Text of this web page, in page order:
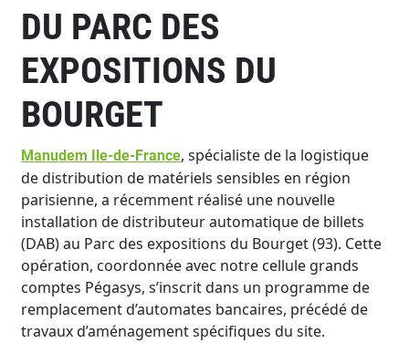
DU PARC DES
EXPOSITIONS DU
BOURGET
Manudem Ile-de-France, spécialiste de la logistique
de distribution de matériels sensibles en région
parisienne, a récemment réalisé une nouvelle
installation de distributeur automatique de billets
(DAB) au Parc des expositions du Bourget (93). Cette
opération, coordonnée avec notre cellule grands
comptes Pégasys, s’inscrit dans un programme de
remplacement d’automates bancaires, précédé de
travaux d’aménagement spécifiques du site.